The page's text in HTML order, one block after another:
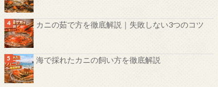
カニの茹で方を徹底解説｜失敗しない3つのコツ
海で採れたカニの飼い方を徹底解説